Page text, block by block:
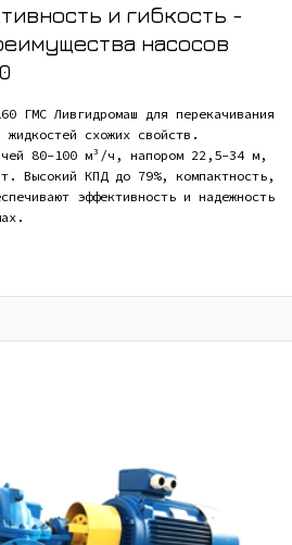
и гибкость -
насосов
ГМС Ливгидромаш для перекачивания
жидкостей схожих свойств.
80-100 м³/ч, напором 22,5-34 м,
Высокий КПД до 79%, компактность,
эффективность и надежность